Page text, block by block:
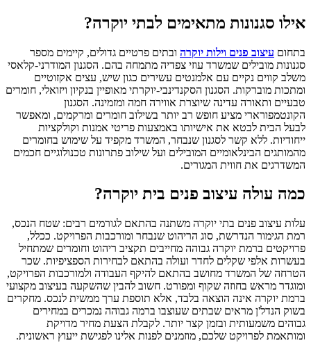
אילו סגנונות מתאימים לבתי יוקרה?
בתחום עיצוב פנים וילות יוקרה ובתים פרטיים גדולים, קיימים מספר
סגנונות מובילים שמשרד עוזי צפדיה מתמחה בהם. הסגנון המודרני-קלאסי
משלב קווים נקיים עם אלמנטים עשירים כגון שיש, עצים אקזוטיים
ומתכות מוברקות. הסגנון הסקנדינבי-יוקרתי מאופיין בנקיון ויזואלי, חומרים
טבעיים ותאורה עדינה שיוצרת אווירה חמה ומזמינה. הסגנון
הקונטמפורארי מציע חופש רב יותר בשילוב חומרים ומרקמים, ומאפשר
לבעל הבית לבטא את אישיותו באמצעות פריטי אמנות וקולקציות
ייחודיות. ללא קשר לסגנון שנבחר, המשרד מקפיד על שימוש בחומרים
מהמותגים הבינלאומיים המובילים ועל שילוב פתרונות טכנולוגיים חכמים
המשדרגים את חווית המגורים.
כמה עולה עיצוב פנים בית יוקרה?
עלות עיצוב פנים בתי יוקרה משתנה בהתאם לגורמים רבים: שטח הנכס,
רמת הגימור הנדרשת, סוג הריהוט שנבחר ומורכבות הפרויקט. ככלל,
פרויקטים ברמת יוקרה גבוהה מחייבים תקציב ריהוט וחומרים שמתחיל
בעשרות אלפי שקלים לחדר ועולה בהתאם לבחירות הספציפיות. שכר
הטרחה של המשרד מחושב בהתאם להיקף העבודה ולמורכבות הפרויקט,
ומוגדר מראש בחוזה שקוף ומפורט. חשוב להבין שהשקעה בעיצוב מקצועי
ברמת יוקרה אינה הוצאה בלבד, אלא תוספת ערך ממשית לנכס. מחקרים
בשוק הנדל'ן מראים שבתים שעוצבו ברמה גבוהה נמכרים במחירים
גבוהים משמעותית ובזמן קצר יותר. לקבלת הצעת מחיר מדויקת
ומותאמת לפרויקט שלכם, מוזמנים לפנות אלינו לפגישת ייעוץ ראשונית.